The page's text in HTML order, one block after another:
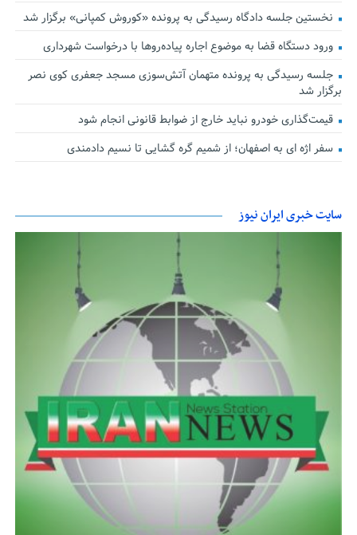
نخستین جلسه دادگاه رسیدگی به پرونده «کوروش کمپانی» برگزار شد
ورود دستگاه قضا به موضوع اجاره پیاده‌روها با درخواست شهرداری
جلسه رسیدگی به پرونده متهمان آتش‌سوزی مسجد جعفری کوی نصر
برگزار شد
قیمت‌گذاری خودرو نباید خارج از ضوابط قانونی انجام شود
سفر اژه ای به اصفهان؛ از شمیم گره گشایی تا نسیم دادمندی
سایت خبری ایران نیوز